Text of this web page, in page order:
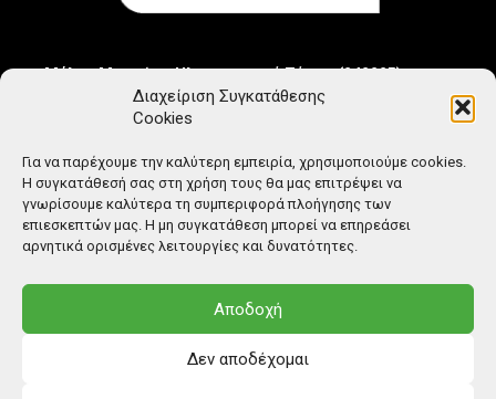
Διαχείριση Συγκατάθεσης
Cookies
Για να παρέχουμε την καλύτερη εμπειρία, χρησιμοποιούμε cookies.
Η συγκατάθεσή σας στη χρήση τους θα μας επιτρέψει να
γνωρίσουμε καλύτερα τη συμπεριφορά πλοήγησης των
επιεσκεπτών μας. Η μη συγκατάθεση μπορεί να επηρεάσει
αρνητικά ορισμένες λειτουργίες και δυνατότητες.
Αποδοχή
Δεν αποδέχομαι
Μέλος Μητρώου Ηλεκτρονικού Τύπου (242225)